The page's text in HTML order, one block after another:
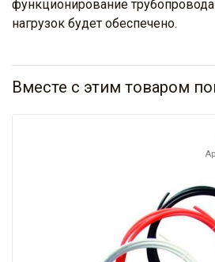
функционирование
нагрузок будет обеспечено.
Вместе с этим товаром